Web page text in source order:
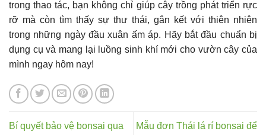
trong thao tác, bạn không chỉ giúp cây trồng phát triển rực
rỡ mà còn tìm thấy sự thư thái, gắn kết với thiên nhiên
trong những ngày đầu xuân ấm áp. Hãy bắt đầu chuẩn bị
dụng cụ và mang lại luồng sinh khí mới cho vườn cây của
mình ngay hôm nay!
Bí quyết bảo vệ bonsai qua
Mẫu đơn Thái lá rí bonsai để